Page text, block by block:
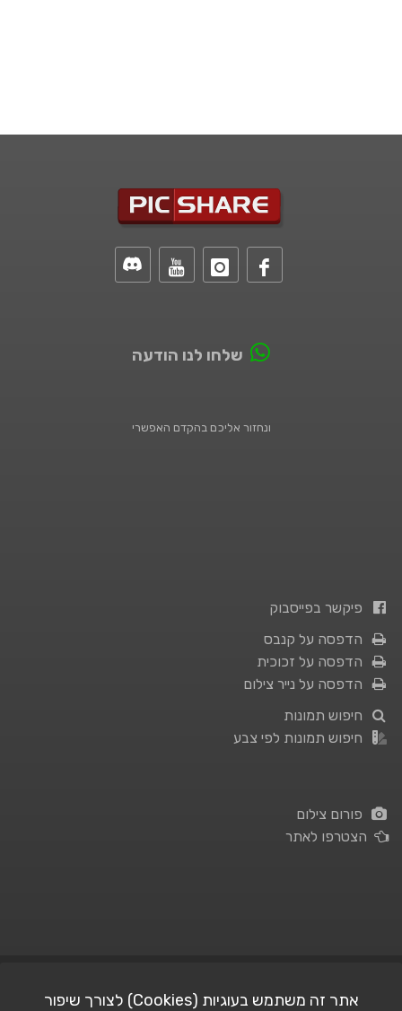
שלחו לנו הודעה
ונחזור אליכם בהקדם האפשרי
פיקשר בפייסבוק
הדפסה על קנבס
הדפסה על זכוכית
הדפסה על נייר צילום
חיפוש תמונות
חיפוש תמונות לפי צבע
פורום צילום
הצטרפו לאתר
אתר זה משתמש בעוגיות (Cookies) לצורך שיפור